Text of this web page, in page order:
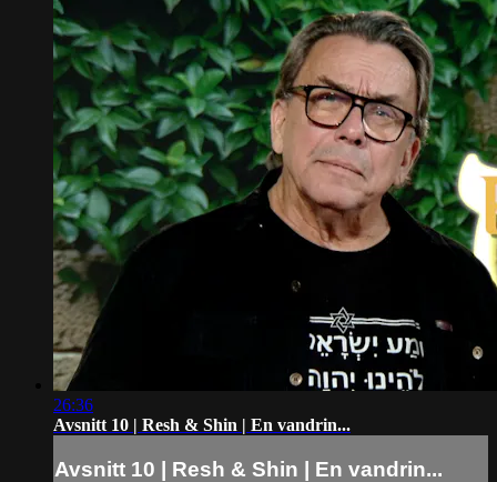
26:36
Avsnitt 10 | Resh & Shin | En vandrin...
Avsnitt 10 | Resh & Shin | En vandrin...